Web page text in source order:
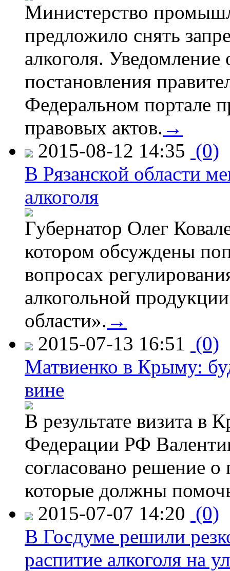
Министерство
предложило снять
алкоголя. Уведомление
постановления
Федеральном портале
правовых актов. →
2015-08-12 14:35 (0)
В Рязанской области
алкоголя
Губернатор Олег
котором обсуждены
вопросах
алкогольной
области». →
2015-07-13 16:51 (0)
Матвиенко в Крыму:
вине
В результате визита в
Федерации РФ
согласовано решение
которые должны
2015-07-07 14:20 (0)
В Госдуме решили
распитие алкоголя на